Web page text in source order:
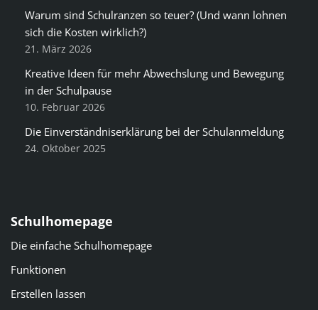
Warum sind Schulranzen so teuer? (Und wann lohnen
sich die Kosten wirklich?)
21. März 2026
Kreative Ideen für mehr Abwechslung und Bewegung
in der Schulpause
10. Februar 2026
Die Einverständniserklärung bei der Schulanmeldung
24. Oktober 2025
Schulhomepage
Die einfache Schulhomepage
Funktionen
Erstellen lassen